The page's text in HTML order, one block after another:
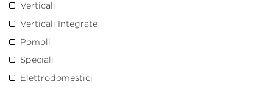
Verticali
Verticali Integrate
Pomoli
Speciali
Elettrodomestici